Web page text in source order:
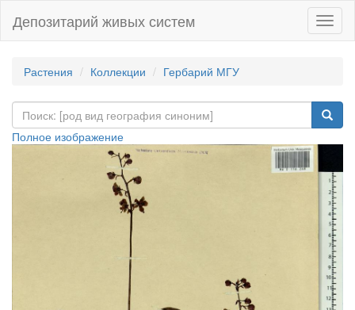
Депозитарий живых систем
Растения Коллекции Гербарий МГУ
Полное изображение